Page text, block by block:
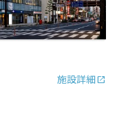
施設詳細